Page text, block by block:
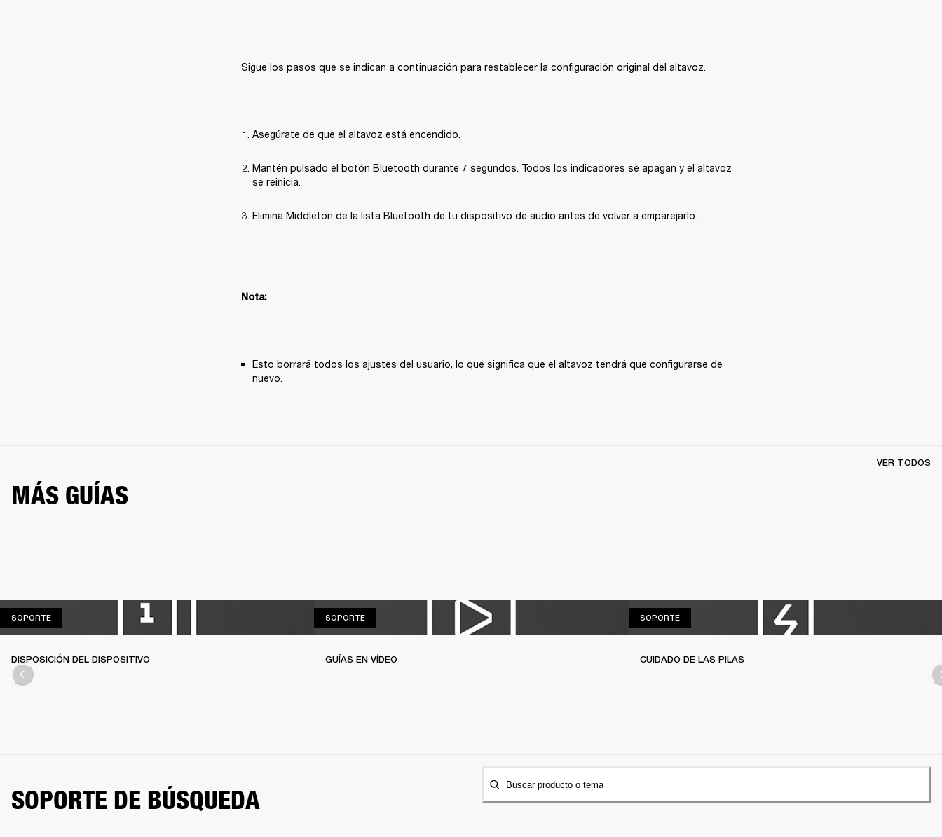
Sigue los pasos que se indican a continuación para restablecer la configuración original del altavoz.
Asegúrate de que el altavoz está encendido.
Mantén pulsado el botón Bluetooth durante 7 segundos. Todos los indicadores se apagan y el altavoz
se reinicia.
Elimina Middleton de la lista Bluetooth de tu dispositivo de audio antes de volver a emparejarlo.
Nota:
Esto borrará todos los ajustes del usuario, lo que significa que el altavoz tendrá que configurarse de
nuevo.
MÁS GUÍAS
VER TODOS
SOPORTESOPORTE
DISPOSICIÓN DEL DISPOSITIVO
SOPORTESOPORTE
GUÍAS EN VÍDEO
SOPORTESOPORTE
CUIDADO DE LAS PILAS
SOPORTE DE BÚSQUEDA Buscar producto o tema